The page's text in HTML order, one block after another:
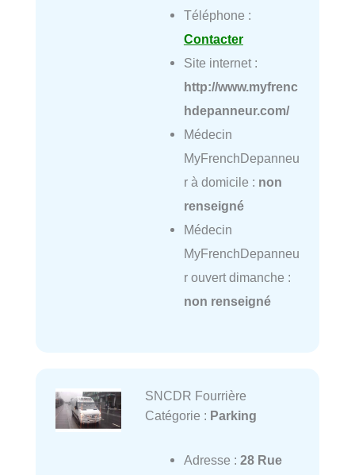
Téléphone :
Contacter
Site internet :
http://www.myfrenc
hdepanneur.com/
Médecin
MyFrenchDepanneu
r à domicile : non
renseigné
Médecin
MyFrenchDepanneu
r ouvert dimanche :
non renseigné
SNCDR Fourrière
Catégorie : Parking
Adresse : 28 Rue